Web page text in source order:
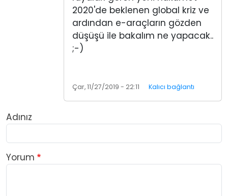
2020'de beklenen global kriz ve
ardından e-araçların gözden
düşüşü ile bakalım ne yapacak..
;-)
Çar, 11/27/2019 - 22:11 Kalıcı bağlantı
Adınız
Yorum